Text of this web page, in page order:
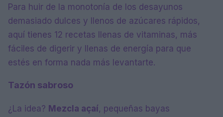
Para huir de la monotonía de los desayunos
demasiado dulces y llenos de azúcares rápidos,
aquí tienes 12 recetas llenas de vitaminas, más
fáciles de digerir y llenas de energía para que
estés en forma nada más levantarte.
Tazón sabroso
¿La idea? Mezcla açaí, pequeñas bayas